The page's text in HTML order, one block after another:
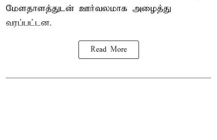
மேளதாளத்துடன் ஊர்வலமாக அழைத்து
வரப்பட்டன.
Read More